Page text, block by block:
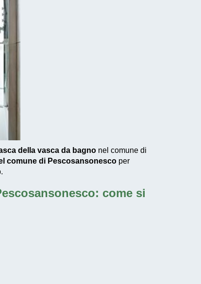
della vasca da bagno nel comune di
comune di Pescosansonesco per
come si